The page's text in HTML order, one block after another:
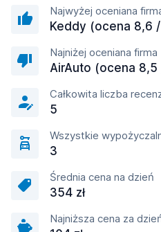
Najwyżej oceniana
Keddy (ocena 8,6 /
Najniżej oceniana firma
AirAuto (ocena 8,5
Całkowita liczba
5
Wszystkie
3
Średnia cena na dzień
354 zł
Najniższa cena za